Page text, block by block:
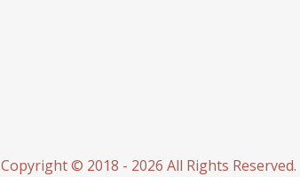
Copyright © 2018 - 2026 All Rights Reserved.